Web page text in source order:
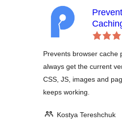
Prevents browser cache
always get the current
CSS, JS, images and
keeps working.
Kostya Tereshchuk